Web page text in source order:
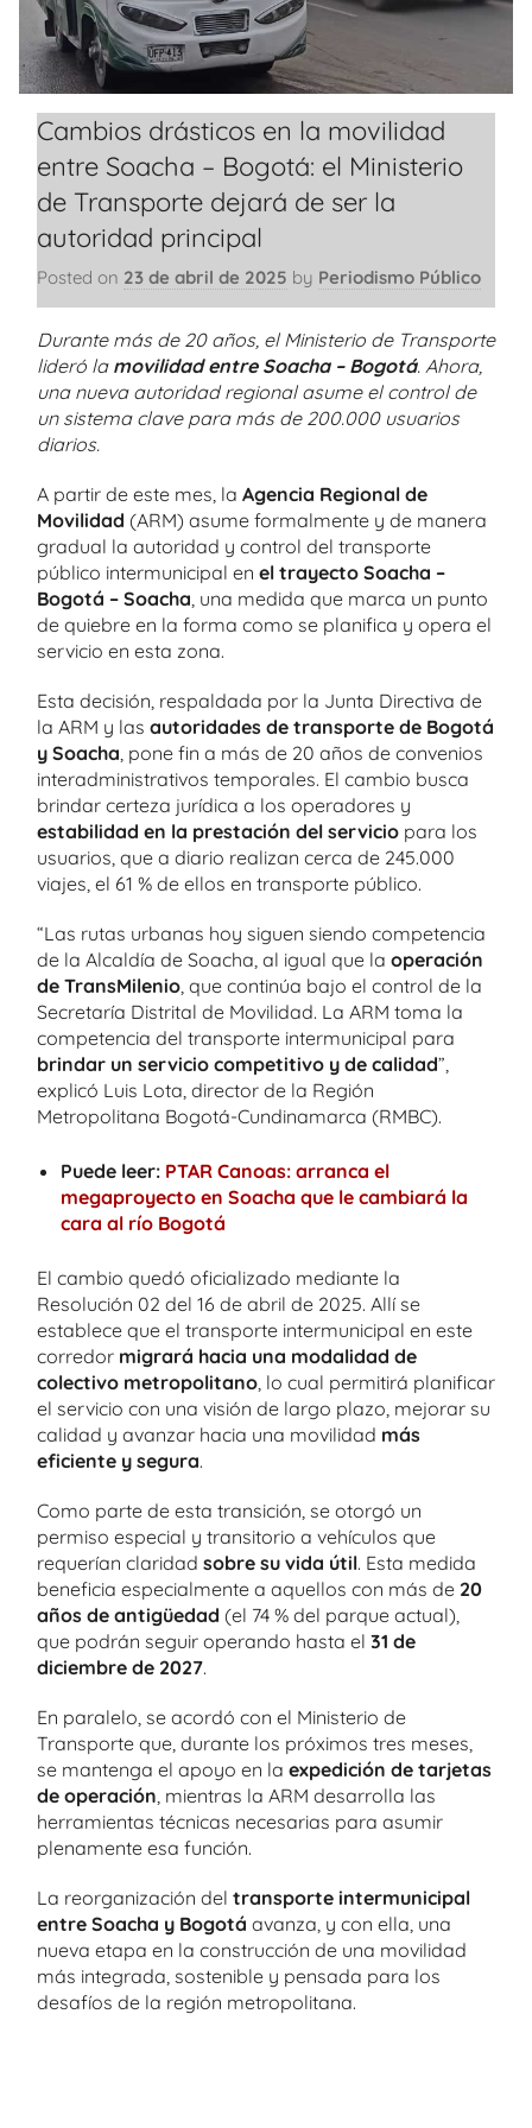
Cambios drásticos en la movilidad
entre Soacha – Bogotá: el Ministerio
de Transporte dejará de ser la
autoridad principal
Posted on 23 de abril de 2025 by Periodismo Público
Durante más de 20 años, el Ministerio de Transporte
lideró lamovilidad entre Soacha – Bogotá. Ahora,
una nueva autoridad regional asume el control de
un sistema clave para más de 200.000 usuarios
diarios.
A partir de este mes, la Agencia Regional de
Movilidad (ARM) asume formalmente y de manera
gradual la autoridad y control del transporte
público intermunicipal en el trayecto Soacha –
Bogotá – Soacha, una medida que marca un punto
de quiebre en la forma como se planifica y opera el
servicio en esta zona.
Esta decisión, respaldada por la Junta Directiva de
la ARM y las autoridades de transporte de Bogotá
y Soacha, pone fin a más de 20 años de convenios
interadministrativos temporales. El cambio busca
brindar certeza jurídica a los operadores y
estabilidad en la prestación del servicio para los
usuarios, que a diario realizan cerca de 245.000
viajes, el 61 % de ellos en transporte público.
“Las rutas urbanas hoy siguen siendo competencia
de la Alcaldía de Soacha, al igual que la operación
de TransMilenio, que continúa bajo el control de la
Secretaría Distrital de Movilidad. La ARM toma la
competencia del transporte intermunicipal para
brindar un servicio competitivo y de calidad”,
explicó Luis Lota, director de la Región
Metropolitana Bogotá-Cundinamarca (RMBC).
Puede leer: PTAR Canoas: arranca el
megaproyecto en Soacha que le cambiará la
cara al río Bogotá
El cambio quedó oficializado mediante la
Resolución 02 del 16 de abril de 2025. Allí se
establece que el transporte intermunicipal en este
corredor migrará hacia una modalidad de
colectivo metropolitano, lo cual permitirá planificar
el servicio con una visión de largo plazo, mejorar su
calidad y avanzar hacia una movilidad más
eficiente y segura.
Como parte de esta transición, se otorgó un
permiso especial y transitorio a vehículos que
requerían claridad sobre su vida útil. Esta medida
beneficia especialmente a aquellos con más de 20
años de antigüedad (el 74 % del parque actual),
que podrán seguir operando hasta el 31 de
diciembre de 2027.
En paralelo, se acordó con el Ministerio de
Transporte que, durante los próximos tres meses,
se mantenga el apoyo en la expedición de tarjetas
de operación, mientras la ARM desarrolla las
herramientas técnicas necesarias para asumir
plenamente esa función.
La reorganización del transporte intermunicipal
entre Soacha y Bogotá avanza, y con ella, una
nueva etapa en la construcción de una movilidad
más integrada, sostenible y pensada para los
desafíos de la región metropolitana.